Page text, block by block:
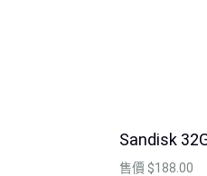
Sandisk
售價 $188.00